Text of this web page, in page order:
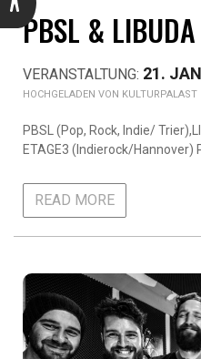
PBSL &
21.
KULTURPALAST
PBSL (Pop, Rock, Indie/
ETAGE3 (Indierock/Hannover)
READ MORE